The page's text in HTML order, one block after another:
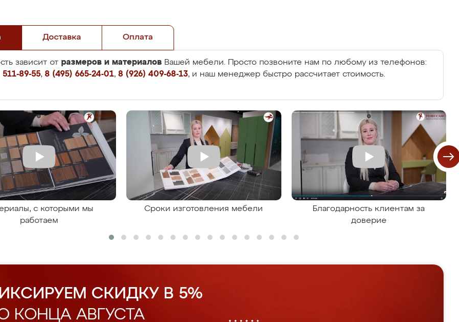
Доставка Оплата
зависит от размеров и материалов Вашей мебели. Просто позвоните нам по любому из телефонов:
89-55, 8 (495) 665-24-01, 8 (926) 409-68-13, и наш менеджер быстро рассчитает стоимость.
с которыми мы
работаем
Сроки изготовления мебели
Благодарность клиентам за
доверие
СКИДКУ В 5%
КОНЦА АВГУСТА